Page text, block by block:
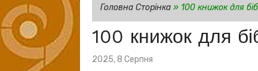
Головна Сторінка» 100 книжок для
100 книжок для
Posted
2025, 8 Серпня